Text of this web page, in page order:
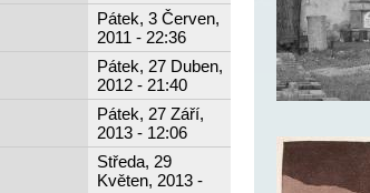
Pátek, 3 Červen,
2011 - 22:36
Pátek, 27 Duben,
2012 - 21:40
Pátek, 27 Září,
2013 - 12:06
Středa, 29
Květen, 2013 -